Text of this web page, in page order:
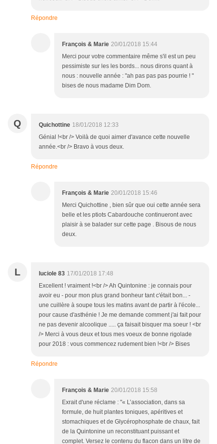
Répondre
François & Marie 20/01/2018 15:44
Merci pour votre commentaire même s'il est un peu
pessimiste sur les les bords... nous dirons quant à
nous : nouvelle année : "ah pas pas pas pourrie ! "
bises de nous madame Dim Dom.
Q Quichottine 18/01/2018 12:33
Génial !<br /> Voilà de quoi aimer d'avance cette nouvelle
année.<br /> Bravo à vous deux.
Répondre
François & Marie 20/01/2018 15:46
Merci Quichottine , bien sûr que oui cette année sera
belle et les ptiots Cabardouche continueront avec
plaisir à se balader sur cette page . Bisous de nous
deux.
L luciole 83 17/01/2018 17:48
Excellent ! vraiment !<br /> Ah Quintonine : je connais pour
avoir eu - pour mon plus grand bonheur tant c'était bon... -
une cuillère à soupe tous les matins avant de partir à l'école...
pour cause d'asthénie ! Je me demande comment j'ai fait pour
ne pas devenir alcoolique ..... ça faisait bisquer ma soeur ! <br
/> Merci à vous deux et tous mes voeux de bonne rigolade
pour 2018 : vous commencez rudement bien !<br /> Bises
Répondre
François & Marie 20/01/2018 15:58
Exrait d'une réclame : "« L’association, dans sa
formule, de huit plantes toniques, apéritives et
stomachiques et de Glycérophosphate de chaux, fait
de la Quintonine un reconstituant puissant et
complet. Versez le contenu du flacon dans un litre de